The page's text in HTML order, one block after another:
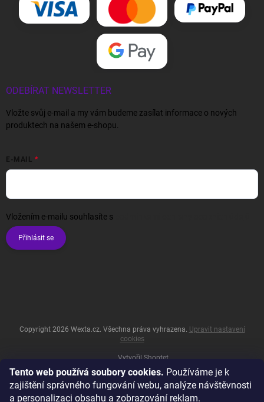
Tento web používá soubory cookies. Používáme je k
zajištění správného fungování webu, analýze návštěvnosti
a personalizaci obsahu a zobrazování reklam.
ODEBÍRAT NEWSLETTER
Vložte svůj e-mail a my vám budeme zasílat informace o nových
produktech na našem e-shopu.
E-MAIL
Vložením e-mailu souhlasíte s
Přihlásit se
Vytvořil Shoptet
Copyright 2026 Wexta.cz. Všechna práva vyhrazena. Upravit nastavení
cookies